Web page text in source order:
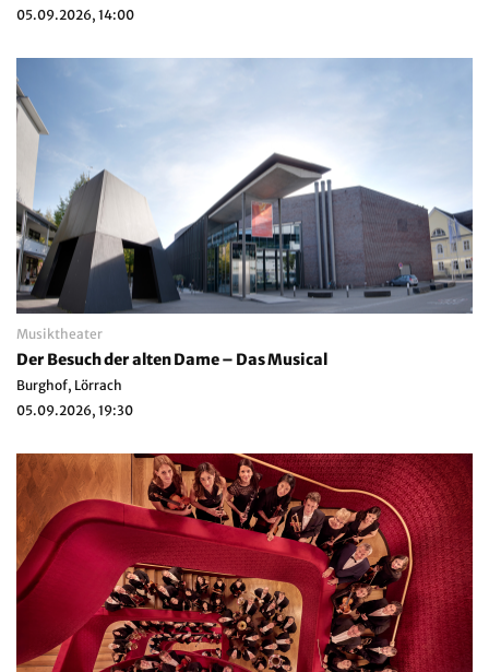
05.09.2026, 14:00
Musiktheater
Der Besuch der alten Dame – Das Musical
Burghof, Lörrach
05.09.2026, 19:30